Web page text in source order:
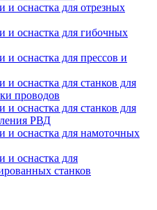
и оснастка для отрезных
и оснастка для гибочных
и оснастка для прессов и
и оснастка для станков для
проводов
и оснастка для станков для
РВД
и оснастка для намоточных
и оснастка для
станков